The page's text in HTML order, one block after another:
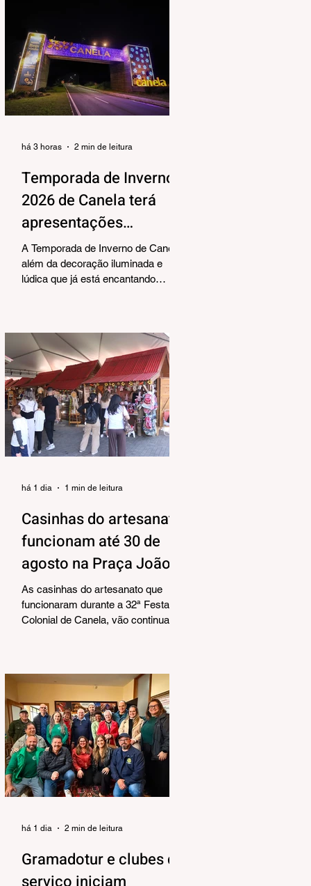
Temporada de Inverno
2026 de Canela terá
apresentações
musicais na Praça João
Corrêa
A Temporada de Inverno de Canela,
além da decoração iluminada e
lúdica que já está encantando
de Turismo e Cultura para agradar
aos mais variados públicos e trazer
uma atmosfera mais intimista para
a Praça João Corrêa, onde as
apresentações vão acontecer, tendo
o Centro de Atenção ao Turista e a
Feira de Artesanato como pano de
fundo. Os shows estão
há 3 horas 2 min de leitura
Casinhas do artesanato
funcionam até 30 de
agosto na Praça João
Corrêa
As casinhas do artesanato que
funcionaram durante a 32ª Festa
Colonial de Canela, vão continuar
Secretaria Municipal de Turismo e
Cultura, a pedido dos próprios
artesãos, a estrutura seguirá
montada para aproveitar a
movimentação da cidade durante a
Temporada de Inverno, que também
contará com programação musical
no local. O funcionamento da
há 1 dia 1 min de leitura
Gramadotur e clubes de
há 1 dia 2 min de leitura